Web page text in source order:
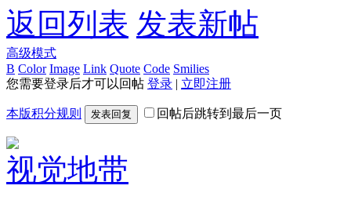
返回列表 发表新帖
高级模式
B Color Image Link Quote Code Smilies
您需要登录后才可以回帖 登录 | 立即注册
本版积分规则 发表回复 回帖后跳转到最后一页
视觉地带